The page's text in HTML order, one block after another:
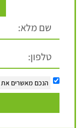
הנכם מאשרים את